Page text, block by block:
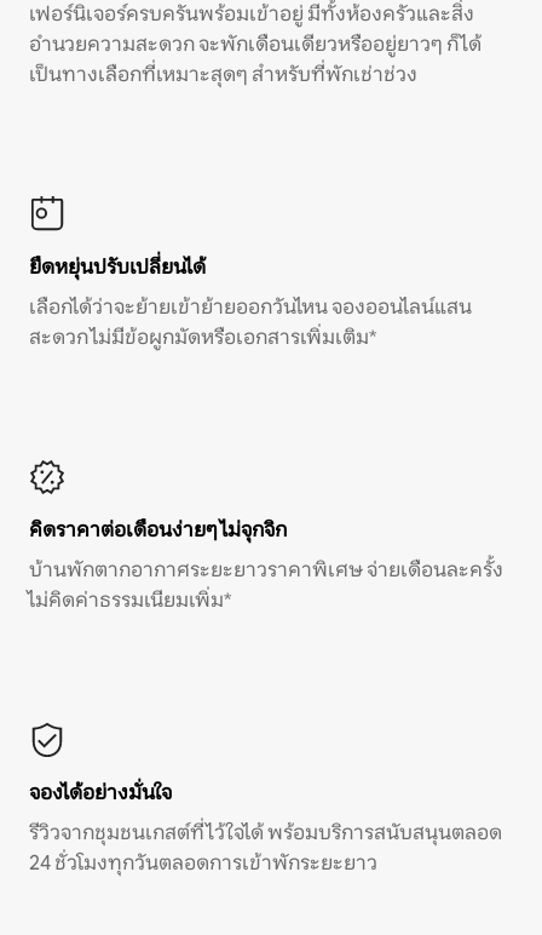
เฟอร์นิเจอร์ครบครันพร้อมเข้าอยู่ มีทั้งห้องครัวและสิ่ง
อำนวยความสะดวก จะพักเดือนเดียวหรืออยู่ยาวๆ ก็ได้
เป็นทางเลือกที่เหมาะสุดๆ สำหรับที่พักเช่าช่วง
ยืดหยุ่นปรับเปลี่ยนได้
เลือกได้ว่าจะย้ายเข้าย้ายออกวันไหน จองออนไลน์แสน
สะดวก ไม่มีข้อผูกมัดหรือเอกสารเพิ่มเติม*
คิดราคาต่อเดือนง่ายๆ ไม่จุกจิก
บ้านพักตากอากาศระยะยาวราคาพิเศษ จ่ายเดือนละครั้ง
ไม่คิดค่าธรรมเนียมเพิ่ม*
จองได้อย่างมั่นใจ
รีวิวจากชุมชนเกสต์ที่ไว้ใจได้ พร้อมบริการสนับสนุนตลอด
24 ชั่วโมงทุกวันตลอดการเข้าพักระยะยาว